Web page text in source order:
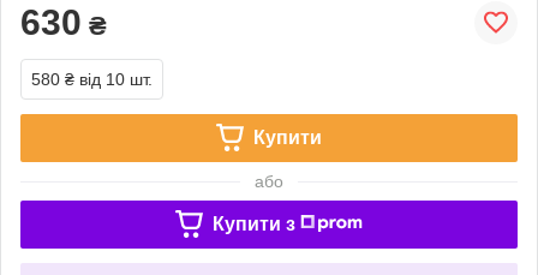
630 ₴
580 ₴ від 10 шт.
Купити
або
Купити з